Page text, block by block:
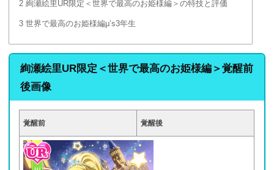
2 絢瀬絵里UR限定＜世界で最高のお姫様編＞の特技と評価
3 世界で最高のお姫様編μ’s3年生
絢瀬絵里UR限定＜世界で最高のお姫様編＞覚醒前
後画像
覚醒前 覚醒後